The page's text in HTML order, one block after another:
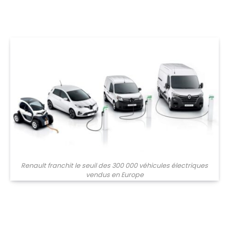
Renault franchit le seuil des 300 000 véhicules électriques
vendus en Europe